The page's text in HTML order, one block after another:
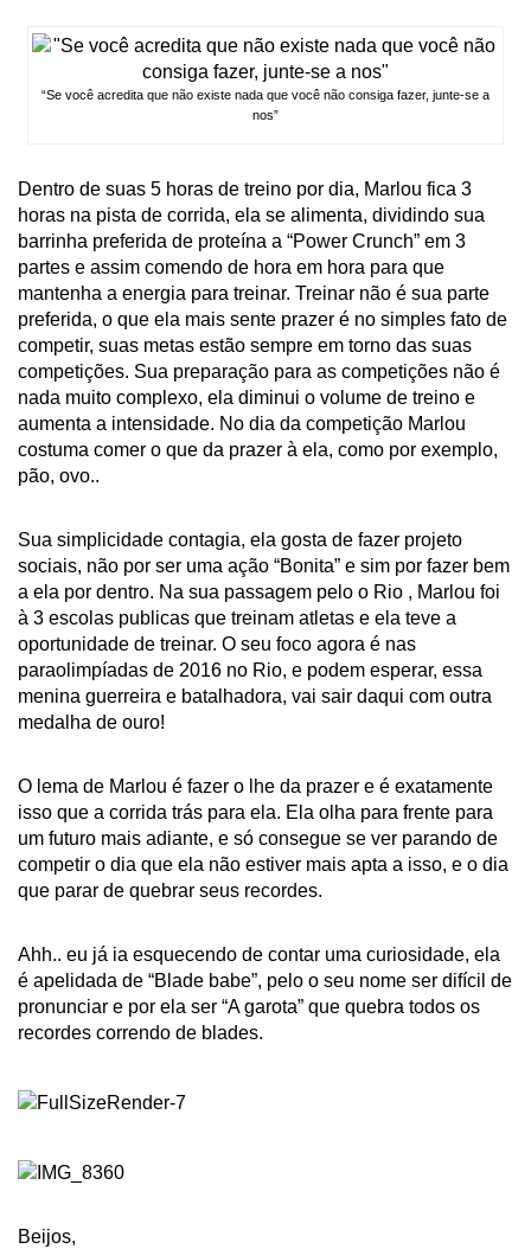
“Se você acredita que não existe nada que você não consiga fazer, junte-se a
nos”
Dentro de suas 5 horas de treino por dia, Marlou fica 3
horas na pista de corrida, ela se alimenta, dividindo sua
barrinha preferida de proteína a “Power Crunch” em 3
partes e assim comendo de hora em hora para que
mantenha a energia para treinar. Treinar não é sua parte
preferida, o que ela mais sente prazer é no simples fato de
competir, suas metas estão sempre em torno das suas
competições. Sua preparação para as competições não é
nada muito complexo, ela diminui o volume de treino e
aumenta a intensidade. No dia da competição Marlou
costuma comer o que da prazer à ela, como por exemplo,
pão, ovo..
Sua simplicidade contagia, ela gosta de fazer projeto
sociais, não por ser uma ação “Bonita” e sim por fazer bem
a ela por dentro. Na sua passagem pelo o Rio , Marlou foi
à 3 escolas publicas que treinam atletas e ela teve a
oportunidade de treinar. O seu foco agora é nas
paraolimpíadas de 2016 no Rio, e podem esperar, essa
menina guerreira e batalhadora, vai sair daqui com outra
medalha de ouro!
O lema de Marlou é fazer o lhe da prazer e é exatamente
isso que a corrida trás para ela. Ela olha para frente para
um futuro mais adiante, e só consegue se ver parando de
competir o dia que ela não estiver mais apta a isso, e o dia
que parar de quebrar seus recordes.
Ahh.. eu já ia esquecendo de contar uma curiosidade, ela
é apelidada de “Blade babe”, pelo o seu nome ser difícil de
pronunciar e por ela ser “A garota” que quebra todos os
recordes correndo de blades.
Beijos,